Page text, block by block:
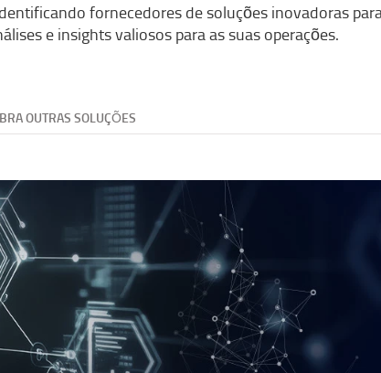
fornecedores de soluções inovadoras
e insights valiosos para as suas operações.
OUTRAS SOLUÇÕES